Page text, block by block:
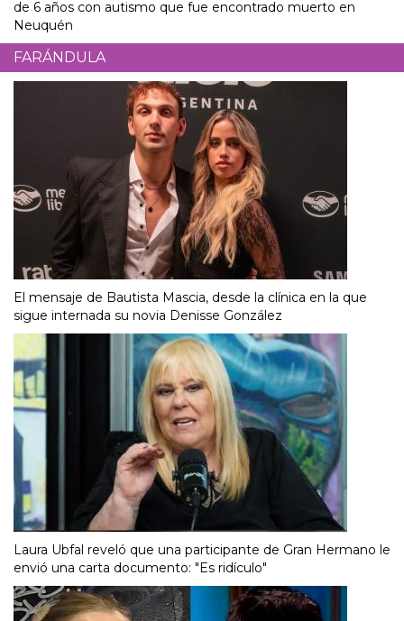
de 6 años con autismo que fue encontrado muerto en
Neuquén
FARÁNDULA
El mensaje de Bautista Mascia, desde la clínica en la que
sigue internada su novia Denisse González
Laura Ubfal reveló que una participante de Gran Hermano le
envió una carta documento: "Es ridículo"